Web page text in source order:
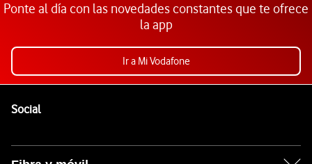
Ponte al día con las novedades constantes que te ofrece
la app
Ir a Mi Vodafone
SocialEnlaces a las redes sociales de Vodafone